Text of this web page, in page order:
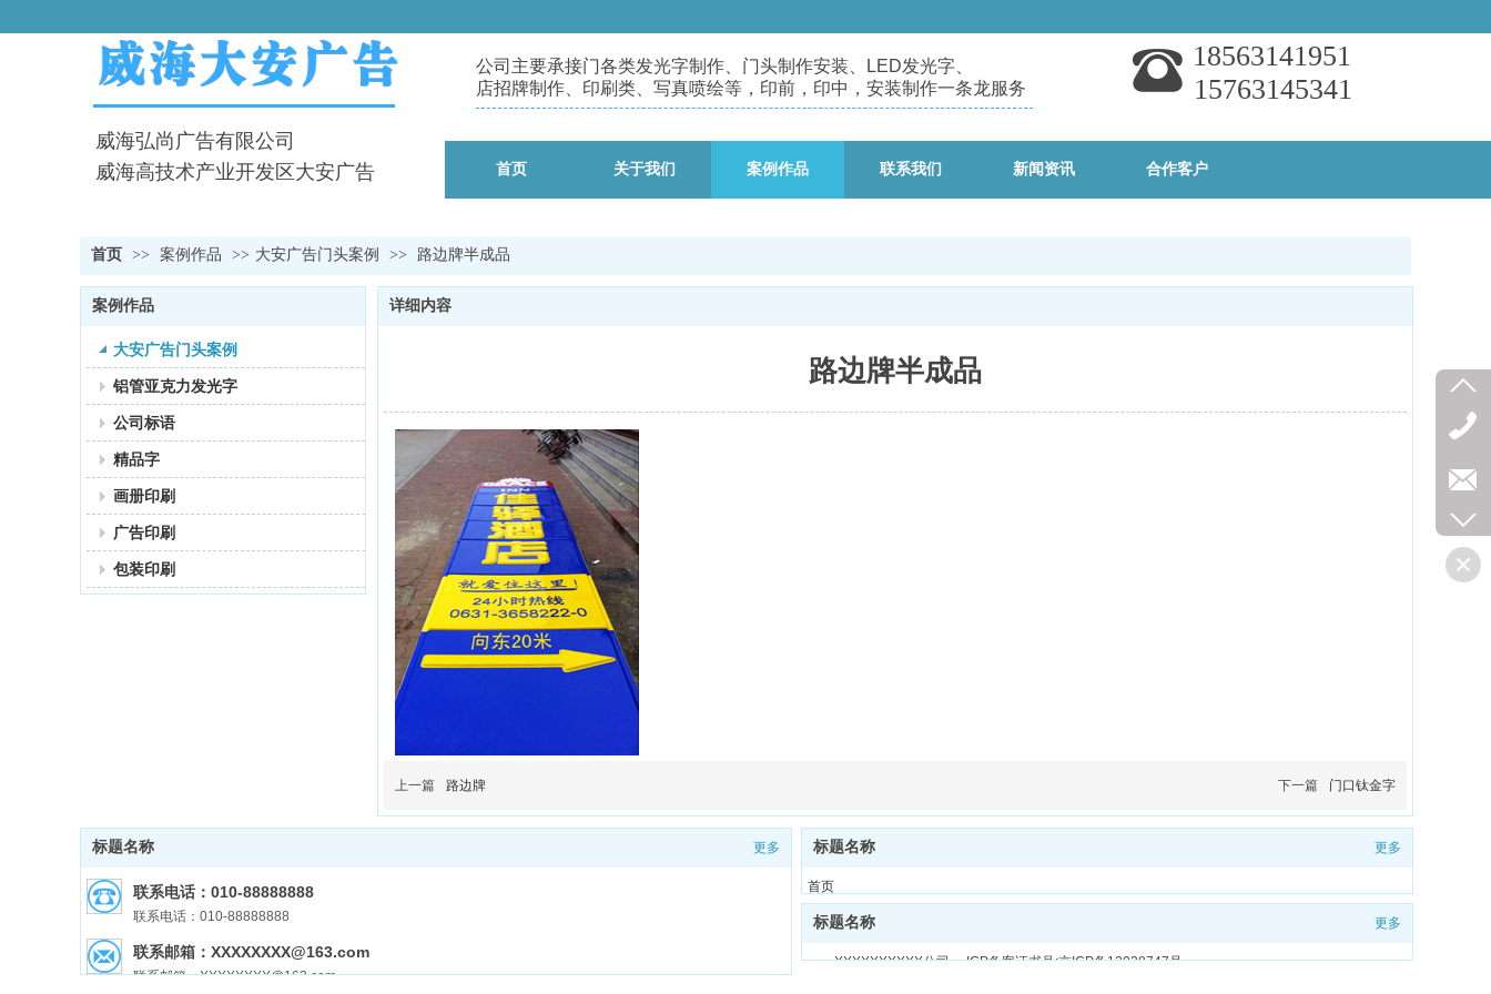
威海弘尚广告有限公司
威海高技术产业开发区大安广告
18563141951
15763145341
公司主要承接门各类发光字制作、门头制作安装、
LED发光字、
店招牌制作、印刷类、写真喷绘等，印前，印中，安装制作一条龙服务
首页 关于我们 案例作品 联系我们 新闻资讯 合作客户
首页 >> 案例作品 >> 大安广告门头案例 >> 路边牌半成品
案例作品
大安广告门头案例
铝管亚克力发光字
公司标语
精品字
画册印刷
广告印刷
包装印刷
详细内容
路边牌半成品
上一篇 路边牌 下一篇 门口钛金字
标题名称 更多
联系电话：010-88888888
联系电话：010-88888888
联系邮箱：XXXXXXXX@163.com
联系邮箱：XXXXXXXX@163.com
标题名称 更多
首页
印刷服务
标题名称 更多
XXXXXXXXXX公司 ICP备案证书号:京ICP备12038747号